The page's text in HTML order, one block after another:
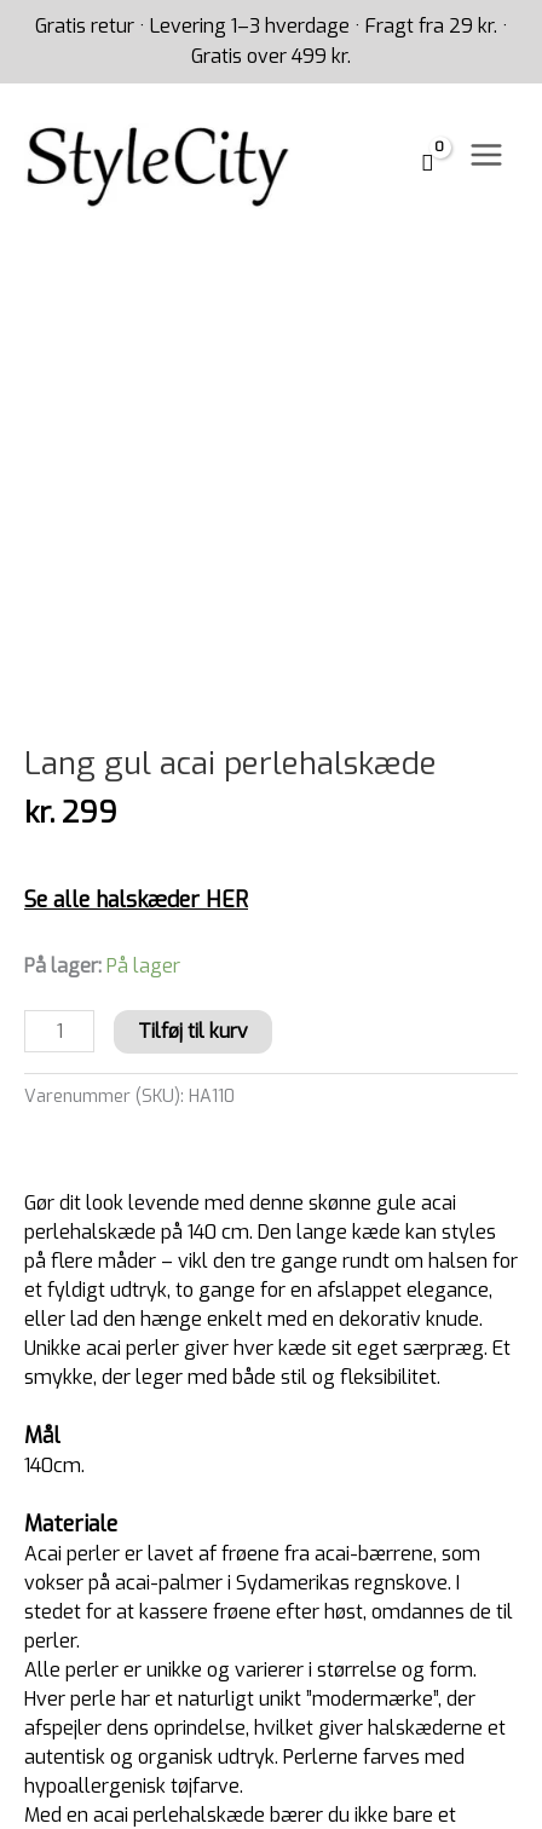
Gratis retur · Levering 1–3 hverdage · Fragt fra 29 kr. ·
Gratis over 499 kr.
Lang gul acai perlehalskæde
kr. 299
Se alle halskæder HER
På lager:På lager
Tilføj til kurv
Varenummer (SKU): HA110
Gør dit look levende med denne skønne gule acai
perlehalskæde på 140 cm. Den lange kæde kan styles
på flere måder – vikl den tre gange rundt om halsen for
et fyldigt udtryk, to gange for en afslappet elegance,
eller lad den hænge enkelt med en dekorativ knude.
Unikke acai perler giver hver kæde sit eget særpræg. Et
smykke, der leger med både stil og fleksibilitet.
Mål
140cm.
Materiale
Acai perler er lavet af frøene fra acai-bærrene, som
vokser på acai-palmer i Sydamerikas regnskove. I
stedet for at kassere frøene efter høst, omdannes de til
perler.
Alle perler er unikke og varierer i størrelse og form.
Hver perle har et naturligt unikt ”modermærke”, der
afspejler dens oprindelse, hvilket giver halskæderne et
autentisk og organisk udtryk. Perlerne farves med
hypoallergenisk tøjfarve.
Med en acai perlehalskæde bærer du ikke bare et